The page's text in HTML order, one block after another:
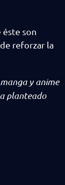
éste son
reforzar la
y anime
planteado